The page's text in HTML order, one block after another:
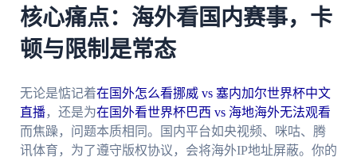
核心痛点：海外看国内赛事，卡
顿与限制是常态
无论是惦记着在国外怎么看挪威 vs 塞内加尔世界杯中文
直播，还是为在国外看世界杯巴西 vs 海地海外无法观看
而焦躁，问题本质相同。国内平台如央视频、咪咕、腾
讯体育，为了遵守版权协议，会将海外IP地址屏蔽。你的